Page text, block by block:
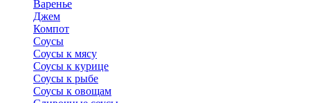
Варенье
Джем
Компот
Соусы
Соусы к мясу
Соусы к курице
Соусы к рыбе
Соусы к овощам